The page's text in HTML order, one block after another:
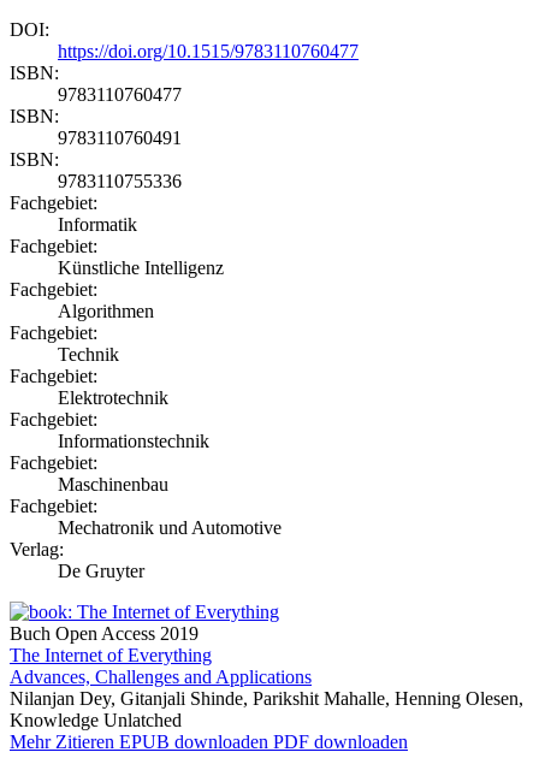
DOI:
https://doi.org/10.1515/9783110760477
ISBN:
9783110760477
ISBN:
9783110760491
ISBN:
9783110755336
Fachgebiet:
Informatik
Fachgebiet:
Künstliche Intelligenz
Fachgebiet:
Algorithmen
Fachgebiet:
Technik
Fachgebiet:
Elektrotechnik
Fachgebiet:
Informationstechnik
Fachgebiet:
Maschinenbau
Fachgebiet:
Mechatronik und Automotive
Verlag:
De Gruyter
Buch Open Access 2019
The Internet of Everything
Advances, Challenges and Applications
Nilanjan Dey, Gitanjali Shinde, Parikshit Mahalle, Henning Olesen,
Knowledge Unlatched
Mehr Zitieren EPUB downloaden PDF downloaden